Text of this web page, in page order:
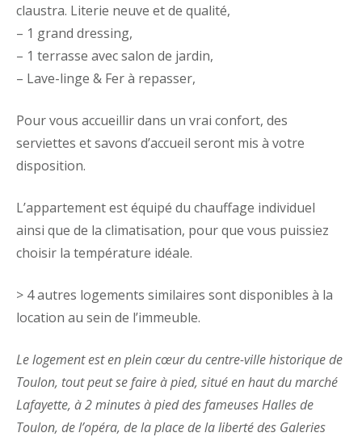
claustra. Literie neuve et de qualité,
– 1 grand dressing,
– 1 terrasse avec salon de jardin,
– Lave-linge & Fer à repasser,
Pour vous accueillir dans un vrai confort, des
serviettes et savons d’accueil seront mis à votre
disposition.
L’appartement est équipé du chauffage individuel
ainsi que de la climatisation, pour que vous puissiez
choisir la température idéale.
> 4 autres logements similaires sont disponibles à la
location au sein de l’immeuble.
Le logement est en plein cœur du centre-ville historique de
Toulon, tout peut se faire à pied, situé en haut du marché
Lafayette, à 2 minutes à pied des fameuses Halles de
Toulon, de l’opéra, de la place de la liberté des Galeries